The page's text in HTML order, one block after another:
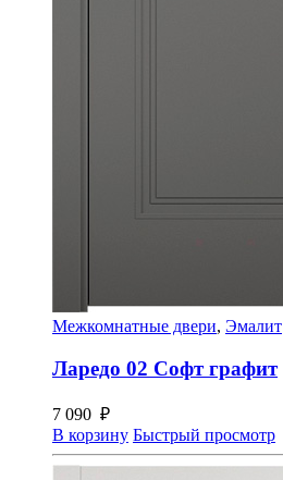
Межкомнатные двери, Эмалит
Ларедо 02 Софт графит
7 090 ₽
В корзину Быстрый просмотр